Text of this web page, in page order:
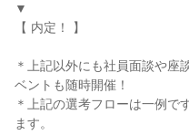
▼
【 内定！ 】
＊上記以外にも社員面談や座
ベントも随時開催！
＊上記の選考フローは一例で
ます。